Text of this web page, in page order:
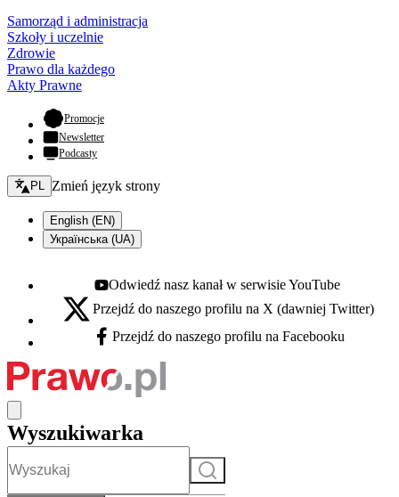
Samorząd i administracja
Szkoły i uczelnie
Zdrowie
Prawo dla każdego
Akty Prawne
Promocje- otwiera się w nowej karcie
Newsletter
Podcasty
Zmień język - bieżący:
PL Zmień język strony
English (EN)
Українська (UA)
Youtube - otwiera się w nowej karcie
Odwiedź nasz kanał w serwisie YouTube
X - otwiera się w nowej karcie
Przejdź do naszego profilu na X (dawniej Twitter)
Facebook - otwiera się w nowej karcie
Przejdź do naszego profilu na Facebooku
Wyszukiwarka
Szukaj